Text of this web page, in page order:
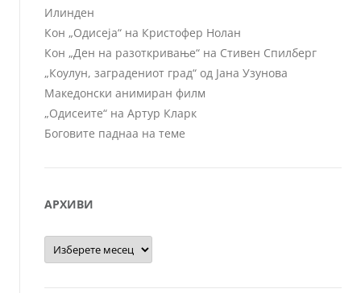
Илинден
Кон „Одисеја“ на Кристофер Нолан
Кон „Ден на разоткривање“ на Стивен Спилберг
„Коулун, заградениот град“ од Јана Узунова
Македонски анимиран филм
„Одисеите“ на Артур Кларк
Боговите паднаа на теме
АРХИВИ
Архиви